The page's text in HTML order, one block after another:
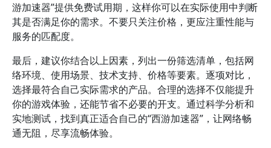
游加速器”提供免费试用期，这样你可以在实际使用中判断
其是否满足你的需求。不要只关注价格，更应注重性能与
服务的匹配度。
最后，建议你结合以上因素，列出一份筛选清单，包括网
络环境、使用场景、技术支持、价格等要素。逐项对比，
选择最符合自己实际需求的产品。合理的选择不仅能提升
你的游戏体验，还能节省不必要的开支。通过科学分析和
实地测试，找到真正适合自己的“西游加速器”，让网络畅
通无阻，尽享流畅体验。